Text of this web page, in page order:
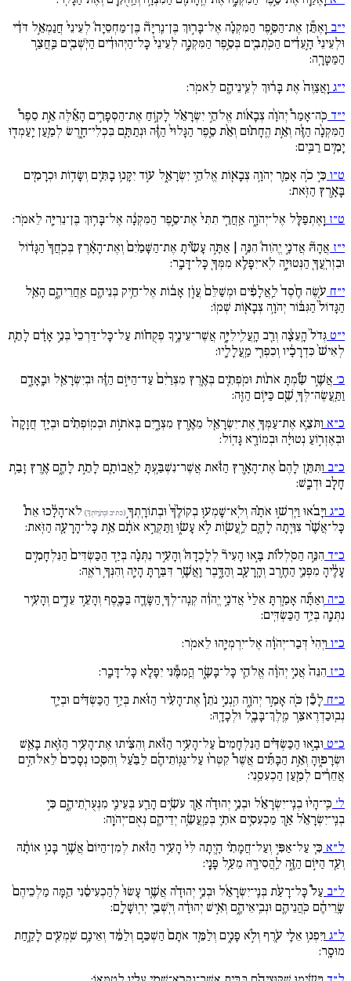
י״ב וָֽאֶתֵּ֞ן אֶת־הַסֵּ֣פֶר הַמִּקְנָ֗ה אֶל־בָּר֣וּךְ בֶּן־נֵֽרִיָּה֘ בֶּן־מַחְסֵיָה֒ לְעֵינֵי֙ חֲנַמְאֵ֣ל דֹּדִ֔י
וּלְעֵינֵי֙ הָ֣עֵדִ֔ים הַכֹּֽתְבִ֖ים בְּסֵ֣פֶר הַמִּקְנָ֑ה לְעֵינֵי֙ כָּל־הַיְּהוּדִ֔ים הַיֹּֽשְׁבִ֖ים בַּֽחֲצַ֥ר
הַמַּטָּרָֽה:
י״ג וָֽאֲצַוֶּה֙ אֶת בָּר֔וּךְ לְעֵֽינֵיהֶ֖ם לֵאמֹֽר:
י״ד כֹּֽה־אָמַר֩ יְהֹוָ֨ה צְבָא֜וֹת אֱלֹהֵ֣י יִשְׂרָאֵ֗ל לָק֣וֹחַ אֶת־הַסְּפָרִ֣ים הָאֵ֡לֶּה אֵ֣ת סֵפֶר֩
הַמִּקְנָ֨ה הַזֶּ֜ה וְאֵ֣ת הֶֽחָת֗וּם וְאֵ֨ת סֵ֚פֶר הַגָּלוּי֙ הַזֶּ֔ה וּנְתַתָּ֖ם בִּכְלִי־חָ֑רֶשׂ לְמַ֥עַן יַֽעַמְד֖וּ
יָמִ֥ים רַבִּֽים:
ט״ו כִּ֣י כֹ֥ה אָמַ֛ר יְהֹוָ֥ה צְבָא֖וֹת אֱלֹהֵ֣י יִשְׂרָאֵ֑ל ע֣וֹד יִקָּנ֥וּ בָתִּ֛ים וְשָׂד֥וֹת וּכְרָמִ֖ים
בָּאָ֥רֶץ הַזֹּֽאת:
ט״ז וָֽאֶתְפַּלֵּ֖ל אֶל־יְהֹוָ֑ה אַֽחֲרֵ֚י תִתִּי֙ אֶת־סֵ֣פֶר הַמִּקְנָ֔ה אֶל־בָּר֥וּךְ בֶּן־נֵרִיָּ֖ה לֵאמֹֽר:
י״ז אֲהָהּ֘ אֲדֹנָ֣י יֱהֹוִה֒ הִנֵּ֣ה | אַתָּ֣ה עָשִׂ֗יתָ אֶת־הַשָּׁמַ֙יִם֙ וְאֶת־הָאָ֔רֶץ בְּכֹֽחֲךָ֙ הַגָּד֔וֹל
וּבִזְרֹֽעֲךָ֖ הַנְּטוּיָ֑ה לֹֽא־יִפָּלֵ֥א מִמְּךָ֖ כָּל־דָּבָֽר:
י״ח עֹ֚שֶׂה חֶ֙סֶד֙ לַֽאֲלָפִ֔ים וּמְשַׁלֵּם֙ עֲו‍ֹ֣ן אָב֔וֹת אֶל־חֵ֥יק בְּנֵיהֶ֖ם אַֽחֲרֵיהֶ֑ם הָאֵ֚ל
הַגָּדוֹל֙ הַגִּבּ֔וֹר יְהֹוָ֥ה צְבָא֖וֹת שְׁמֽוֹ:
י״ט גְּדֹל֙ הָֽעֵצָ֔ה וְרַ֖ב הָֽעֲלִֽילִיָּ֑ה אֲשֶׁר־עֵינֶ֣יךָ פְקֻח֗וֹת עַל־כָּל־דַּרְכֵי֙ בְּנֵ֣י אָדָ֔ם לָתֵ֚ת
לְאִישׁ֙ כִּדְרָכָ֔יו וְכִפְרִ֖י מַֽעֲלָלָֽיו:
כ׳ אֲשֶׁ֣ר שַֹ֠מְתָּ אֹת֨וֹת וּמֹֽפְתִ֚ים בְּאֶ֚רֶץ מִצְרַ֙יִם֙ עַד־הַיּ֣וֹם הַזֶּ֔ה וּבְיִשְׂרָאֵ֖ל וּבָֽאָדָ֑ם
וַתַּֽעֲשֶׂה־לְּךָ֥ שֵׁ֖ם כַּיּ֥וֹם הַזֶּֽה:
כ״א וַתֹּצֵ֛א אֶת־עַמְּךָ֥ אֶת־יִשְׂרָאֵ֖ל מֵאֶ֣רֶץ מִצְרָ֑יִם בְּאֹת֣וֹת וּבְמֽוֹפְתִ֗ים וּבְיָ֚ד חֲזָקָה֙
וּבְאֶזְר֣וֹעַ נְטוּיָ֔ה וּבְמוֹרָ֖א גָּדֽוֹל:
כ״ב וַתִּתֵּ֚ן לָהֶם֙ אֶת־הָאָ֣רֶץ הַזֹּ֔את אֲשֶׁר־נִשְׁבַּ֥עְתָּ לַֽאֲבוֹתָ֖ם לָתֵ֣ת לָהֶ֑ם אֶ֛רֶץ זָבַ֥ת
חָלָ֖ב וּדְבָֽשׁ:
כ״ג וַיָּבֹ֜אוּ וַיִּֽרְשׁ֣וּ אֹתָ֗הּ וְלֹֽא־שָׁמְע֚וּ בְקוֹלֶ֙ךָ֙ וּבְתוֹרָֽתְךָ֣ (כתיב וּבְתֹרָותְךָ֣) לֹא־הָלָ֔כוּ אֵת֩
כָּל־אֲשֶׁ֨ר צִוִּ֧יתָה לָהֶ֛ם לַֽעֲשׂ֖וֹת לֹ֣א עָשׂ֑וּ וַתַּקְרֵ֣א אֹתָ֔ם אֵ֥ת כָּל־הָרָעָ֖ה הַזֹּֽאת:
כ״ד הִנֵּ֣ה הַסֹּֽלְל֗וֹת בָּ֣אוּ הָעִיר֘ לְלָכְדָהּ֒ וְהָעִ֣יר נִתְּנָ֗ה בְּיַ֚ד הַכַּשְׂדִּים֙ הַנִּלְחָמִ֣ים
עָלֶ֔יהָ מִפְּנֵ֛י הַחֶ֥רֶב וְהָֽרָעָ֖ב וְהַדָּ֑בֶר וַֽאֲשֶׁ֥ר דִּבַּ֛רְתָּ הָיָ֖ה וְהִנְּךָ֥ רֹאֶֽה:
כ״ה וְאַתָּ֞ה אָמַ֚רְתָּ אֵלַי֙ אֲדֹנָ֣י יֱהֹוִ֔ה קְנֵֽה־לְךָ֧ הַשָּׂדֶ֛ה בַּכֶּ֖סֶף וְהָעֵ֣ד עֵדִ֑ים וְהָעִ֥יר
נִתְּנָ֖ה בְּיַ֥ד הַכַּשְׂדִּֽים:
כ״ו וַיְהִי֙ דְּבַר־יְהֹוָ֔ה אֶל־יִרְמְיָ֖הוּ לֵאמֹֽר:
כ״ז הִנֵּה֙ אֲנִ֣י יְהֹוָ֔ה אֱלֹהֵ֖י כָּל־בָּשָׂ֑ר הֲֽמִמֶּ֕נִּי יִפָּלֵ֖א כָּל־דָּבָֽר:
כ״ח לָכֵ֕ן כֹּ֖ה אָמַ֣ר יְהֹוָ֑ה הִֽנְנִ֣י נֹתֵן֩ אֶת־הָעִ֨יר הַזֹּ֜את בְּיַ֣ד הַכַּשְׂדִּ֗ים וּבְיַ֛ד
נְבֽוּכַדְרֶאצַּ֥ר מֶֽלֶךְ־בָּבֶ֖ל וּלְכָדָֽהּ:
כ״ט וּבָ֣אוּ הַכַּשְׂדִּ֗ים הַנִּלְחָמִים֙ עַל־הָעִ֣יר הַזֹּ֔את וְהִצִּ֜יתוּ אֶת־הָעִ֥יר הַזֹּ֛את בָּאֵ֖שׁ
וּשְׂרָפ֑וּהָ וְאֵ֣ת הַבָּתִּ֡ים אֲשֶׁר֩ קִטְּר֨וּ עַל־גַּגּֽוֹתֵיהֶ֜ם לַבַּ֗עַל וְהִסִּ֚כוּ נְסָכִים֙ לֵאלֹהִ֣ים
אֲחֵרִ֔ים לְמַ֖עַן הַכְעִסֵֽנִי:
ל׳ כִּֽי־הָי֨וּ בְנֵֽי־יִשְׂרָאֵ֜ל וּבְנֵ֣י יְהוּדָ֗ה אַ֣ךְ עֹשִׂ֥ים הָרַ֛ע בְּעֵינַ֖י מִנְּעֻרֹֽתֵיהֶ֑ם כִּ֣י
בְנֵֽי־יִשְׂרָאֵ֗ל אַ֣ךְ מַכְעִסִ֥ים אֹתִ֛י בְּמַֽעֲשֵׂ֥ה יְדֵיהֶ֖ם נְאֻם־יְהֹוָֽה:
ל״א כִּ֧י עַל־אַפִּ֣י וְעַל־חֲמָתִ֗י הָ֚יְתָה לִּי֙ הָעִ֣יר הַזֹּ֔את לְמִן־הַיּוֹם֙ אֲשֶׁ֣ר בָּנ֣וּ אוֹתָ֔הּ
וְעַ֖ד הַיּ֣וֹם הַזֶּ֑ה לַֽהֲסִירָ֖הּ מֵעַ֥ל פָּנָֽי:
ל״ב עַל֩ כָּל־רָעַ֨ת בְּנֵֽי־יִשְׂרָאֵ֜ל וּבְנֵ֣י יְהוּדָ֗ה אֲשֶׁ֚ר עָשׂוּ֙ לְהַכְעִיסֵ֔נִי הֵ֚מָּה מַלְכֵיהֶם֙
שָֽׂרֵיהֶ֔ם כֹּֽהֲנֵיהֶ֖ם וּנְבִֽיאֵיהֶ֑ם וְאִ֣ישׁ יְהוּדָ֔ה וְיֹֽשְׁבֵ֖י יְרֽוּשָׁלִָֽם:
ל״ג וַיִּפְנ֥וּ אֵלַ֛י עֹ֖רֶף וְלֹ֣א פָנִ֑ים וְלַמֵּ֚ד אֹתָם֙ הַשְׁכֵּ֣ם וְלַמֵּ֔ד וְאֵינָ֥ם שֹֽׁמְעִ֖ים לָקַ֥חַת
מוּסָֽר: